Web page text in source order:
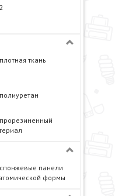
2
плотная ткань
полиуретан
прорезиненный
спонжевые панели
формы